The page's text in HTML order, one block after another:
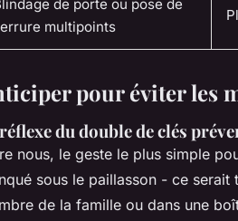
de porte ou pose de
multipoints
pour éviter les
du double de clés
nous, le geste le plus simple
sous le paillasson - ce
de la famille ou dans une